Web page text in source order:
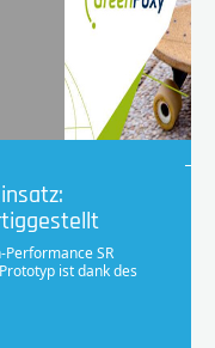
SR
ist dank des